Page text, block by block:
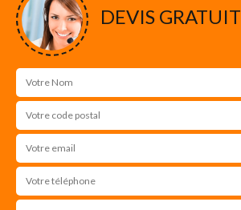
DEVIS GRATUIT